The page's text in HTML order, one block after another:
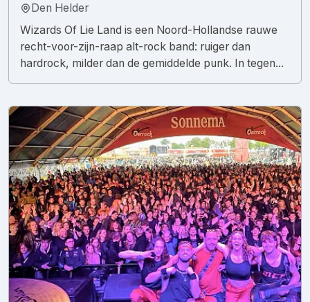
Den Helder
Wizards Of Lie Land is een Noord-Hollandse rauwe
recht-voor-zijn-raap alt-rock band: ruiger dan
hardrock, milder dan de gemiddelde punk. In tegen...